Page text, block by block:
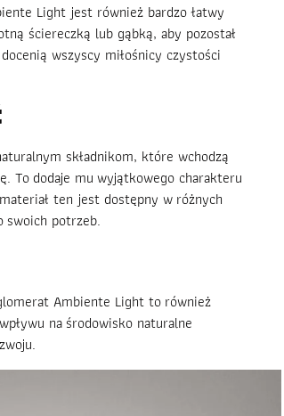
Light jest również bardzo łatwy
ściereczką lub gąbką, aby pozostał
wszyscy miłośnicy czystości
składnikom, które wchodzą
To dodaje mu wyjątkowego charakteru
ten jest dostępny w różnych
swoich potrzeb.
Ambiente Light to również
na środowisko naturalne